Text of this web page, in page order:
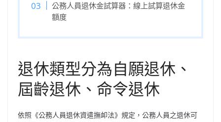
公務人員退休金試算器：線上試算退休金
額度
退休類型分為自願退休、
屆齡退休、命令退休
依照《公務人員退休資遣撫卹法》規定，公務人員之退休可